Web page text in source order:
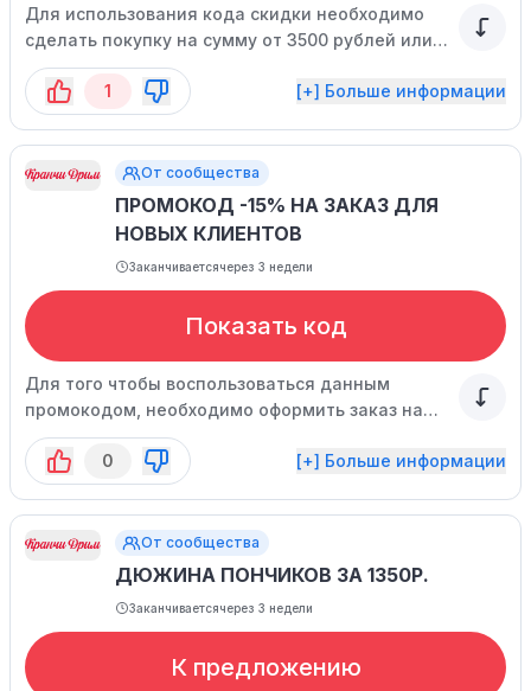
Для использования кода скидки необходимо
сделать покупку на сумму от 3500 рублей или
выше.
1
[+] Больше информации
От сообщества
ПРОМОКОД -15% НА ЗАКАЗ ДЛЯ
НОВЫХ КЛИЕНТОВ
Заканчиваетсячерез 3 недели
Показать код
Для того чтобы воспользоваться данным
промокодом, необходимо оформить заказ на
сумму от 4500 рублей и выше.
0
[+] Больше информации
От сообщества
ДЮЖИНА ПОНЧИКОВ ЗА 1350Р.
Заканчиваетсячерез 3 недели
К предложению